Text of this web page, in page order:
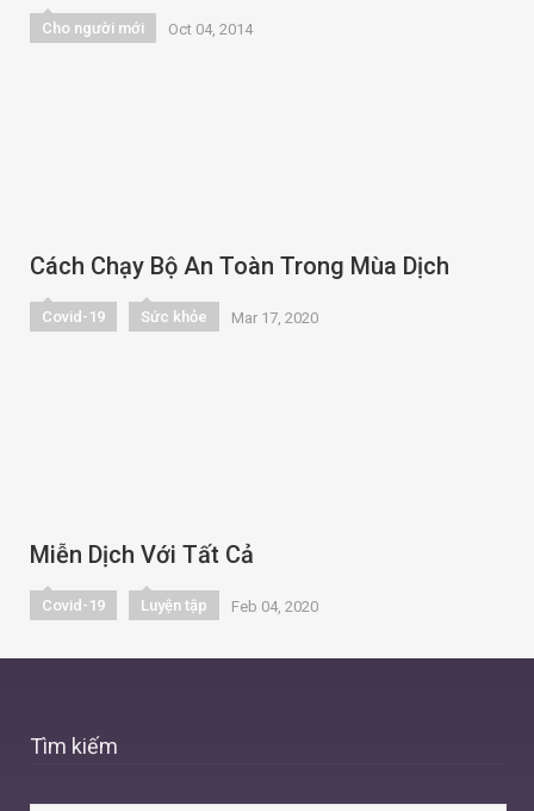
Cho người mới Oct 04, 2014
Cách Chạy Bộ An Toàn Trong Mùa Dịch
Covid-19 Sức khỏe Mar 17, 2020
Miễn Dịch Với Tất Cả
Covid-19 Luyện tập Feb 04, 2020
Tìm kiếm